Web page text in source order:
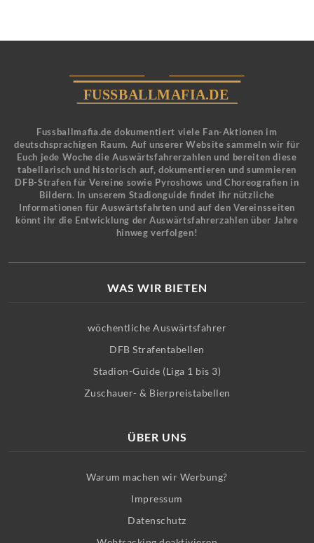
Fussballmafia.de dokumentiert viele Fan-Aktionen im
deutschsprachigen Raum. Auf unserer Website sammeln wir für
Euch jede Woche die Auswärtsfahrerzahlen und bereiten diese
tabellarisch und historisch auf, dokumentieren und summieren
DFB-Strafen für Vereine sowie Pyroshows und Choreografien in
Bildern. In unserem Stadionguide findet ihr nützliche
Informationen für Auswärtsfahrten und auf den Vereinsseiten
könnt ihr die Entwicklung der Auswärtsfahrerzahlen über Jahre
hinweg verfolgen!
WAS WIR BIETEN
wöchentliche Auswärtsfahrer
DFB Strafentabellen
Stadion-Guide (Liga 1 bis 3)
Zuschauer- & Bierpreistabellen
ÜBER UNS
Warum machen wir Werbung?
Impressum
Datenschutz